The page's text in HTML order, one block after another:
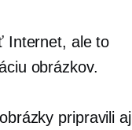
Internet, ale to
obrázkov.
pripravili aj